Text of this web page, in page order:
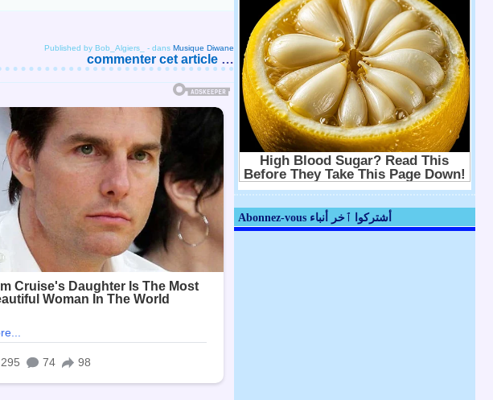
Published by Bob_Algiers_ - dans Musique Diwane
commenter cet article …
Abonnez-vous أشتركوا ٱخر أنباء